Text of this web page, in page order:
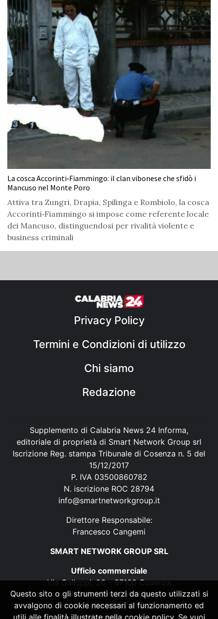
La cosca Accorinti‑Fiammingo: il clan vibonese che sfidò i
Mancuso nel Monte Poro
Attiva tra Zungri, Drapia, Spilinga e Rombiolo, la cosca
Accorinti‑Fiammingo si impose come referente locale
dei Mancuso, distinguendosi per rivalità violente e
business criminali
Privacy Policy
Termini e Condizioni di utilizzo
Chi siamo
Redazione
Supplemento di Calabria News 24 Informa,
editoriale di proprietà di Smart Network Group srl
Iscrizione Reg. stampa Tribunale di Cosenza n. 5 del
15/12/2017
P. IVA 03500860782
N. iscrizione ROC 28794
info@smartnetworkgroup.it
Direttore Responsabile:
Francesco Cangemi
SMART NETWORK GROUP SRL
Ufficio commerciale
Via Galluppi, 26 – 87100 Cosenza
P. IVA 03500860782
N. iscrizione ROC 28794
Questo sito o gli strumenti terzi da questo utilizzati si
avvalgono di cookie necessari al funzionamento ed
utili alle finalità illustrate nella cookie policy. Se vuoi